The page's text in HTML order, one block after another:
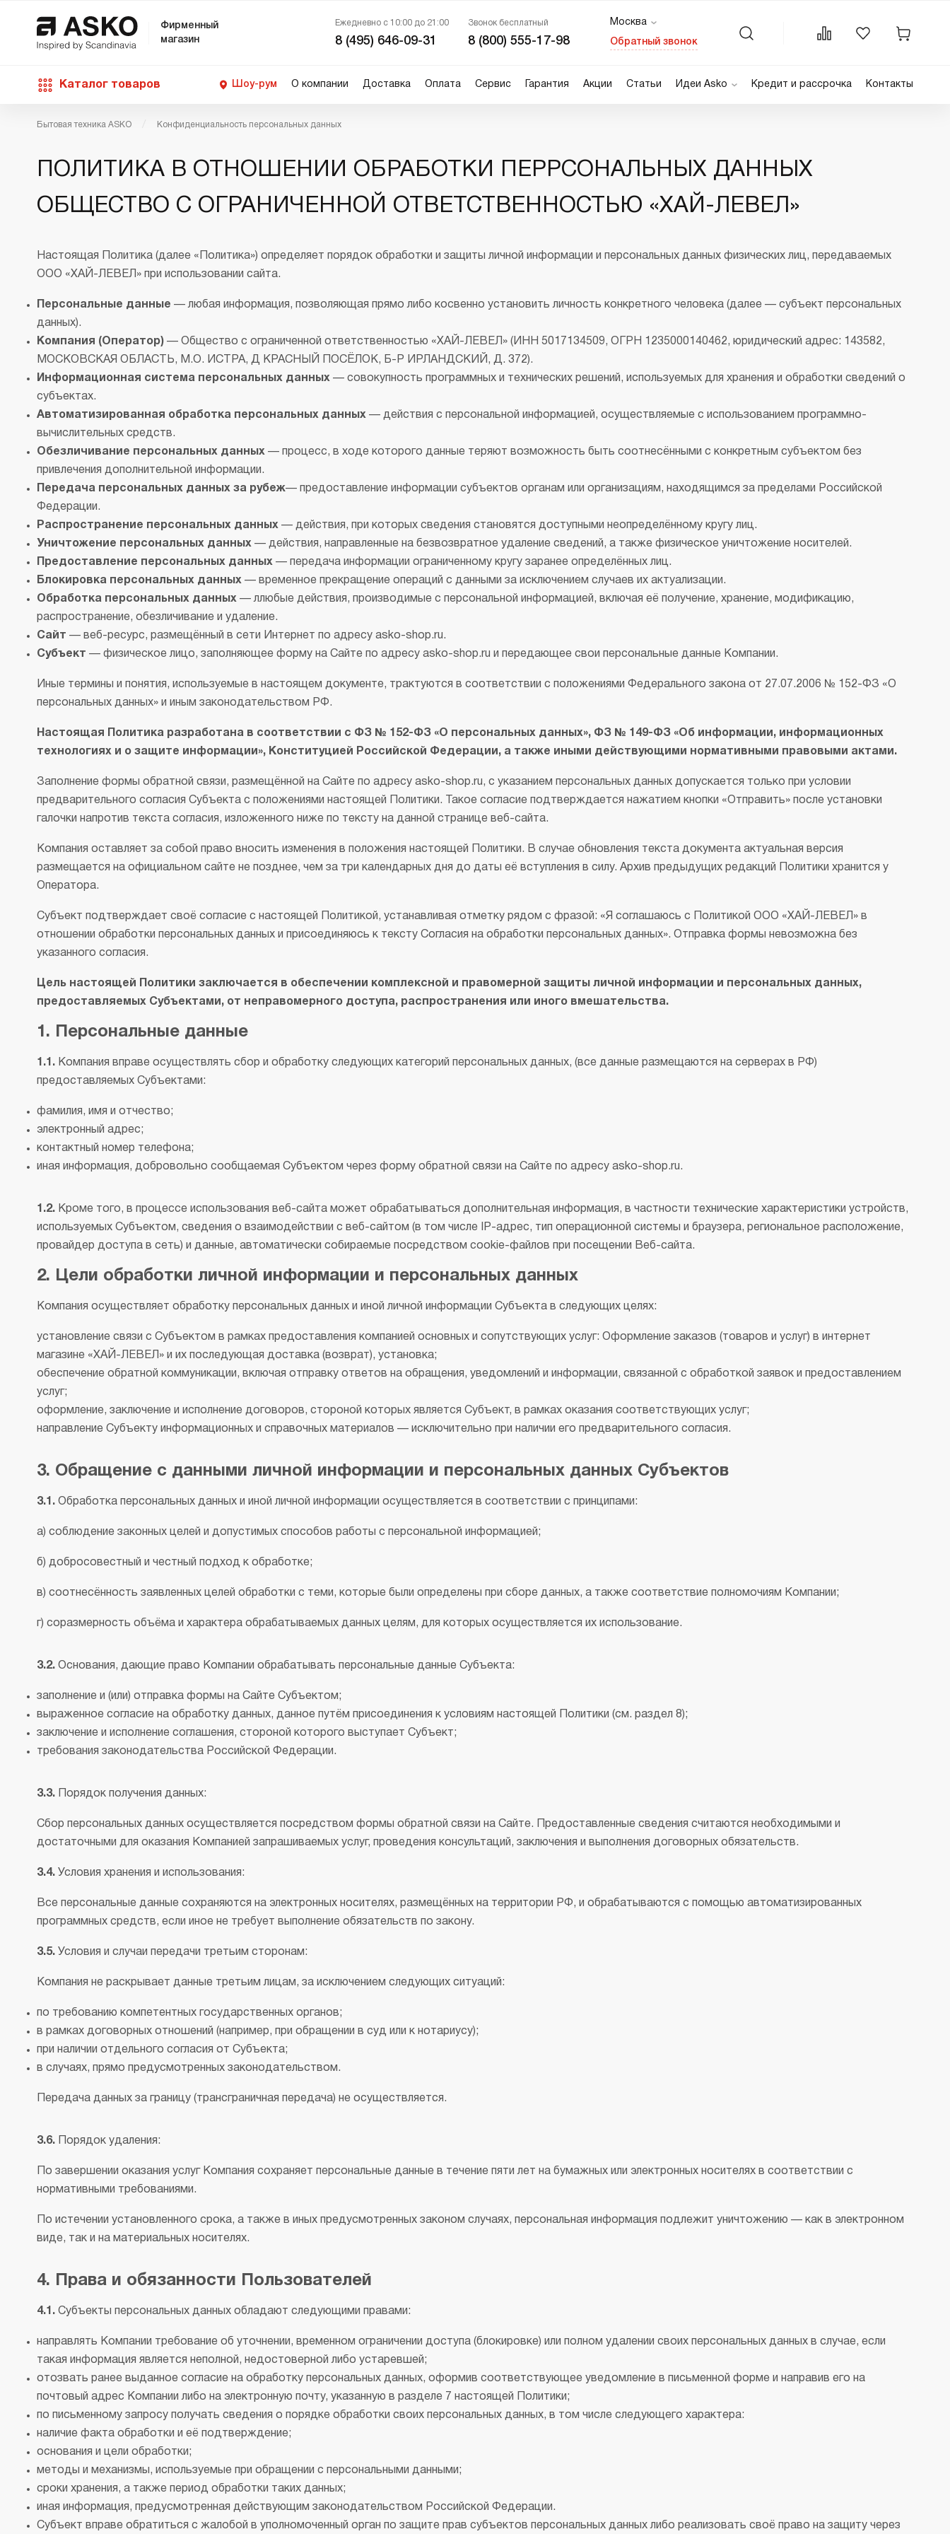
Фирменный
магазин
Ежедневно с 10:00 до 21:00
8 (495) 646-09-31
Звонок бесплатный
8 (800) 555-17-98
Москва
Обратный звонок
Москва
Каталог товаров Шоу-рум О компании Доставка Оплата Сервис Гарантия Акции Статьи
Идеи Asko
Кредит и рассрочка Контакты
Техника для кухни
Уход за бельем
Asko Professional
Аксессуары
Шириной 60 см
Встраиваемые
Компактные
С паром
Газовые
Индукционные
вентиляцию
Размером 120 см
Встраиваемые
Встраиваемые
Морозильники
Встраиваемые вакууматоры
Вакууматоры Elements
Отдельностоящие
Маленькие с загрузкой 6-8 кг
Отдельностоящие
С тепловым насосом
Для квартиры
профессиональные
профессиональные
Для холодильников Для духовок Для индукционных панелей
Бытовая техника ASKO Конфиденциальность персональных данных
ПОЛИТИКА В ОТНОШЕНИИ ОБРАБОТКИ ПЕРРСОНАЛЬНЫХ ДАННЫХ
ОБЩЕСТВО С ОГРАНИЧЕННОЙ ОТВЕТСТВЕННОСТЬЮ «ХАЙ-ЛЕВЕЛ»
Настоящая Политика (далее «Политика») определяет порядок обработки и защиты личной информации и персональных данных физических лиц, передаваемых
ООО «ХАЙ-ЛЕВЕЛ» при использовании сайта.
Персональные данные — любая информация, позволяющая прямо либо косвенно установить личность конкретного человека (далее — субъект персональных
данных).
Компания (Оператор) — Общество с ограниченной ответственностью «ХАЙ-ЛЕВЕЛ» (ИНН 5017134509, ОГРН 1235000140462, юридический адрес: 143582,
МОСКОВСКАЯ ОБЛАСТЬ, М.О. ИСТРА, Д КРАСНЫЙ ПОСЁЛОК, Б-Р ИРЛАНДСКИЙ, Д. 372).
Информационная система персональных данных — совокупность программных и технических решений, используемых для хранения и обработки сведений о
субъектах.
Автоматизированная обработка персональных данных — действия с персональной информацией, осуществляемые с использованием программно-
вычислительных средств.
Обезличивание персональных данных — процесс, в ходе которого данные теряют возможность быть соотнесёнными с конкретным субъектом без
привлечения дополнительной информации.
Передача персональных данных за рубеж— предоставление информации субъектов органам или организациям, находящимся за пределами Российской
Федерации.
Распространение персональных данных — действия, при которых сведения становятся доступными неопределённому кругу лиц.
Уничтожение персональных данных — действия, направленные на безвозвратное удаление сведений, а также физическое уничтожение носителей.
Предоставление персональных данных — передача информации ограниченному кругу заранее определённых лиц.
Блокировка персональных данных — временное прекращение операций с данными за исключением случаев их актуализации.
Обработка персональных данных — ллюбые действия, производимые с персональной информацией, включая её получение, хранение, модификацию,
распространение, обезличивание и удаление.
Сайт — веб-ресурс, размещённый в сети Интернет по адресу asko-shop.ru.
Субъект — физическое лицо, заполняющее форму на Сайте по адресу asko-shop.ru и передающее свои персональные данные Компании.
Иные термины и понятия, используемые в настоящем документе, трактуются в соответствии с положениями Федерального закона от 27.07.2006 № 152-ФЗ «О
персональных данных» и иным законодательством РФ.
Настоящая Политика разработана в соответствии с ФЗ № 152-ФЗ «О персональных данных», ФЗ № 149-ФЗ «Об информации, информационных
технологиях и о защите информации», Конституцией Российской Федерации, а также иными действующими нормативными правовыми актами.
Заполнение формы обратной связи, размещённой на Сайте по адресу asko-shop.ru, с указанием персональных данных допускается только при условии
предварительного согласия Субъекта с положениями настоящей Политики. Такое согласие подтверждается нажатием кнопки «Отправить» после установки
галочки напротив текста согласия, изложенного ниже по тексту на данной странице веб-сайта.
Компания оставляет за собой право вносить изменения в положения настоящей Политики. В случае обновления текста документа актуальная версия
размещается на официальном сайте не позднее, чем за три календарных дня до даты её вступления в силу. Архив предыдущих редакций Политики хранится у
Оператора.
Субъект подтверждает своё согласие с настоящей Политикой, устанавливая отметку рядом с фразой: «Я соглашаюсь с Политикой ООО «ХАЙ-ЛЕВЕЛ» в
отношении обработки персональных данных и присоединяюсь к тексту Согласия на обработки персональных данных». Отправка формы невозможна без
указанного согласия.
Цель настоящей Политики заключается в обеспечении комплексной и правомерной защиты личной информации и персональных данных,
предоставляемых Субъектами, от неправомерного доступа, распространения или иного вмешательства.
1. Персональные данные
1.1. Компания вправе осуществлять сбор и обработку следующих категорий персональных данных, (все данные размещаются на серверах в РФ)
предоставляемых Субъектами:
фамилия, имя и отчество;
электронный адрес;
контактный номер телефона;
иная информация, добровольно сообщаемая Субъектом через форму обратной связи на Сайте по адресу asko-shop.ru.
1.2. Кроме того, в процессе использования веб-сайта может обрабатываться дополнительная информация, в частности технические характеристики устройств,
используемых Субъектом, сведения о взаимодействии с веб-сайтом (в том числе IP-адрес, тип операционной системы и браузера, региональное расположение,
провайдер доступа в сеть) и данные, автоматически собираемые посредством cookie-файлов при посещении Веб-сайта.
2. Цели обработки личной информации и персональных данных
Компания осуществляет обработку персональных данных и иной личной информации Субъекта в следующих целях:
установление связи с Субъектом в рамках предоставления компанией основных и сопутствующих услуг: Оформление заказов (товаров и услуг) в интернет
магазине «ХАЙ-ЛЕВЕЛ» и их последующая доставка (возврат), установка;
обеспечение обратной коммуникации, включая отправку ответов на обращения, уведомлений и информации, связанной с обработкой заявок и предоставлением
услуг;
оформление, заключение и исполнение договоров, стороной которых является Субъект, в рамках оказания соответствующих услуг;
направление Субъекту информационных и справочных материалов — исключительно при наличии его предварительного согласия.
3. Обращение с данными личной информации и персональных данных Субъектов
3.1. Обработка персональных данных и иной личной информации осуществляется в соответствии с принципами:
а) соблюдение законных целей и допустимых способов работы с персональной информацией;
б) добросовестный и честный подход к обработке;
в) соотнесённость заявленных целей обработки с теми, которые были определены при сборе данных, а также соответствие полномочиям Компании;
г) соразмерность объёма и характера обрабатываемых данных целям, для которых осуществляется их использование.
3.2. Основания, дающие право Компании обрабатывать персональные данные Субъекта:
заполнение и (или) отправка формы на Сайте Субъектом;
выраженное согласие на обработку данных, данное путём присоединения к условиям настоящей Политики (см. раздел 8);
заключение и исполнение соглашения, стороной которого выступает Субъект;
требования законодательства Российской Федерации.
3.3. Порядок получения данных:
Сбор персональных данных осуществляется посредством формы обратной связи на Сайте. Предоставленные сведения считаются необходимыми и
достаточными для оказания Компанией запрашиваемых услуг, проведения консультаций, заключения и выполнения договорных обязательств.
3.4. Условия хранения и использования:
Все персональные данные сохраняются на электронных носителях, размещённых на территории РФ, и обрабатываются с помощью автоматизированных
программных средств, если иное не требует выполнение обязательств по закону.
3.5. Условия и случаи передачи третьим сторонам:
Компания не раскрывает данные третьим лицам, за исключением следующих ситуаций:
по требованию компетентных государственных органов;
в рамках договорных отношений (например, при обращении в суд или к нотариусу);
при наличии отдельного согласия от Субъекта;
в случаях, прямо предусмотренных законодательством.
Передача данных за границу (трансграничная передача) не осуществляется.
3.6. Порядок удаления:
По завершении оказания услуг Компания сохраняет персональные данные в течение пяти лет на бумажных или электронных носителях в соответствии с
нормативными требованиями.
По истечении установленного срока, а также в иных предусмотренных законом случаях, персональная информация подлежит уничтожению — как в электронном
виде, так и на материальных носителях.
4. Права и обязанности Пользователей
4.1. Субъекты персональных данных обладают следующими правами:
направлять Компании требование об уточнении, временном ограничении доступа (блокировке) или полном удалении своих персональных данных в случае, если
такая информация является неполной, недостоверной либо устаревшей;
отозвать ранее выданное согласие на обработку персональных данных, оформив соответствующее уведомление в письменной форме и направив его на
почтовый адрес Компании либо на электронную почту, указанную в разделе 7 настоящей Политики;
по письменному запросу получать сведения о порядке обработки своих персональных данных, в том числе следующего характера:
наличие факта обработки и её подтверждение;
основания и цели обработки;
методы и механизмы, используемые при обращении с персональными данными;
сроки хранения, а также период обработки таких данных;
иная информация, предусмотренная действующим законодательством Российской Федерации.
Субъект вправе обратиться с жалобой в уполномоченный орган по защите прав субъектов персональных данных либо реализовать своё право на защиту через